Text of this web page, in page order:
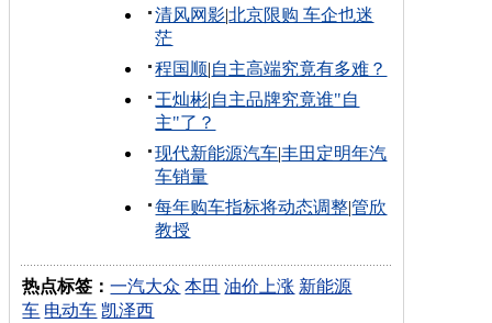
清风网影|北京限购 车企也迷
茫
程国顺|自主高端究竟有多难？
王灿彬|自主品牌究竟谁"自
主"了？
现代新能源汽车|丰田定明年汽
车销量
每年购车指标将动态调整|管欣
教授
热点标签：一汽大众 本田 油价上涨 新能源
车 电动车 凯泽西